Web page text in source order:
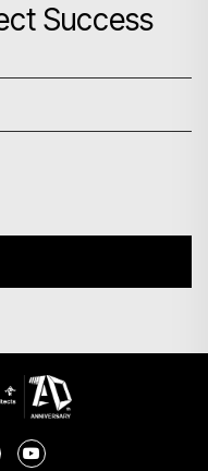
搜尋
Success